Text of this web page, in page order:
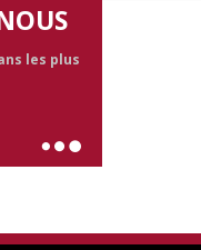
les plus